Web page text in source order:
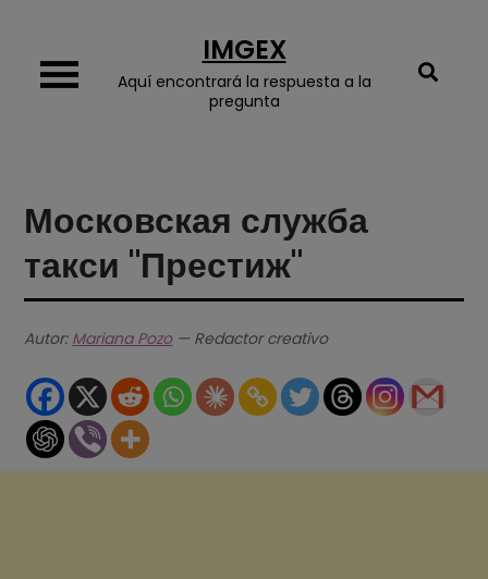
content
IMGEX
Aquí encontrará la respuesta a la
pregunta
Московская служба
такси "Престиж"
Autor: Mariana Pozo— Redactor creativo